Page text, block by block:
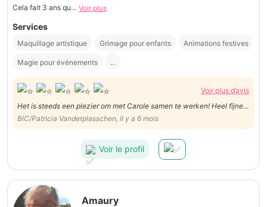
Cela fait 3 ans qu... Voir plus
Services
Maquillage artistique Grimage pour enfants Animations festives
Magie pour événements ...
Voir plus d’avis
Het is steeds een plezier om met Carole samen te werken! Heel fijne
ondersteuning bij zowel de vestiaire als de ontvangstbalie tijdens het
congres. Super vriendelijk, nam veel initiatief, werkte proactief,
meertalig, stressbestendig. Gewoon TOP!
BIC/Patricia Vanderplasschen, il y a 6 mois
Voir le profil
Amaury